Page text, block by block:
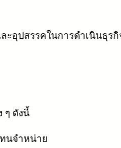
ะอุปสรรคในการดำเนินธุ
ๆ ดังนี้
นจำหน่าย